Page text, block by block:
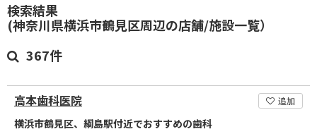
検索結果
(神奈川県横浜市鶴見区周辺の店舗/施設一覧）
367件
高本歯科医院 追加
横浜市鶴見区、綱島駅付近でおすすめの歯科